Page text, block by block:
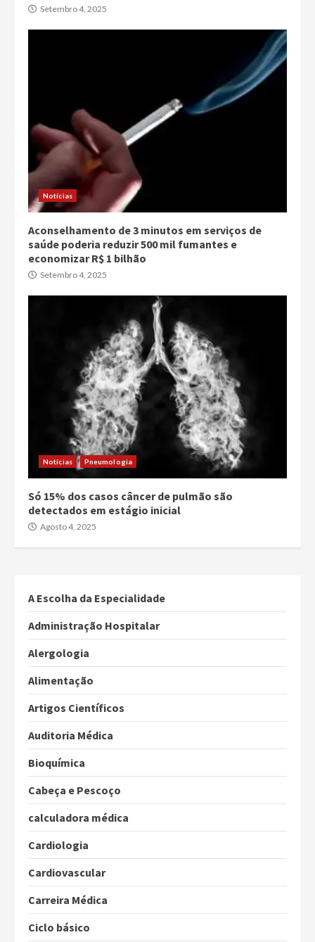
Setembro 4, 2025
Notícias
Aconselhamento de 3 minutos em serviços de
saúde poderia reduzir 500 mil fumantes e
economizar R$ 1 bilhão
Setembro 4, 2025
Notícias Pneumologia
Só 15% dos casos câncer de pulmão são
detectados em estágio inicial
Agosto 4, 2025
A Escolha da Especialidade
Administração Hospitalar
Alergologia
Alimentação
Artigos Científicos
Auditoria Médica
Bioquímica
Cabeça e Pescoço
calculadora médica
Cardiologia
Cardiovascular
Carreira Médica
Ciclo básico